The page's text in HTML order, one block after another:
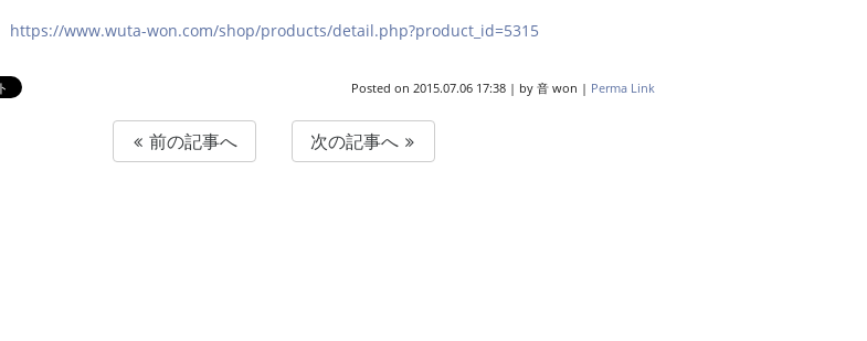
https://www.wuta-won.com/shop/products/detail.php?product_id=5315
Posted on 2015.07.06 17:38 | by 音 won | Perma Link
前の記事へ 次の記事へ